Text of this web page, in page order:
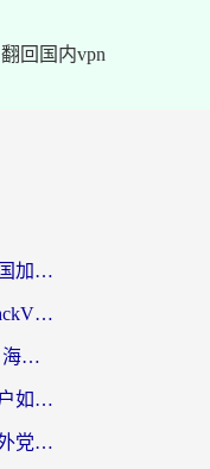
翻回国内vpn
美国看世界杯总卡？这篇回国加速器指南帮你无缝刷国内资源（附苹果手机VPN设置步骤）
穿梭VPN好用吗？和FlashBackVPN对比哪个回国效果更好？
Quickback和小黑牛哪个好？海外党亲测指南，选对回国加速器秒回国内
迅游和银河好用吗？海外用户如何选择回国加速器实现无缝访问国内资源
穿梭和奇游手游好用吗？海外党亲测3款回国加速器，附蜜蜂加速器七天试用攻略